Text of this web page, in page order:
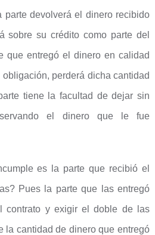
parte devolverá el dinero recibido
sobre su crédito como parte del
que entregó el dinero en calidad
perderá dicha cantidad
tiene la facultad de dejar sin
el dinero que le fue
es la parte que recibió el
Pues la parte que las entregó
contrato y exigir el doble de las
la cantidad de dinero que entregó